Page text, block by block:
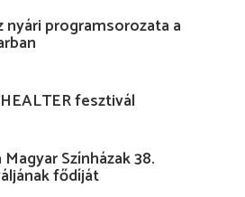
nyári programsorozata a
fesztivál
Színházak 38.
fődíját